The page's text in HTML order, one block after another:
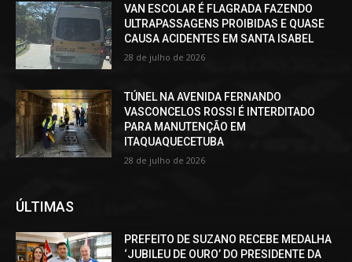
VAN ESCOLAR É FLAGRADA FAZENDO
ULTRAPASSAGENS PROIBIDAS E QUASE
CAUSA ACIDENTES EM SANTA ISABEL
28 de julho de 2026
TÚNEL NA AVENIDA FERNANDO
VASCONCELOS ROSSI É INTERDITADO
PARA MANUTENÇÃO EM
ITAQUAQUECETUBA
28 de julho de 2026
ÚLTIMAS
PREFEITO DE SUZANO RECEBE MEDALHA
‘JUBILEU DE OURO’ DO PRESIDENTE DA